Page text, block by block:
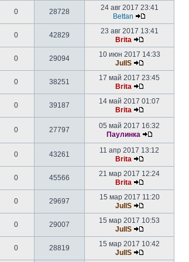
0 28728
24 авг 2017 23:41
Bettan
0 42829
23 авг 2017 13:41
Brita
0 29094
10 июн 2017 14:33
JullS
0 38251
17 май 2017 23:45
Brita
0 39187
14 май 2017 01:07
Brita
0 27797
05 май 2017 16:32
Паулинка
0 43261
11 апр 2017 13:12
Brita
0 45566
21 мар 2017 12:24
Brita
0 29697
15 мар 2017 11:20
JullS
0 29007
15 мар 2017 10:53
JullS
0 28819
15 мар 2017 10:42
JullS